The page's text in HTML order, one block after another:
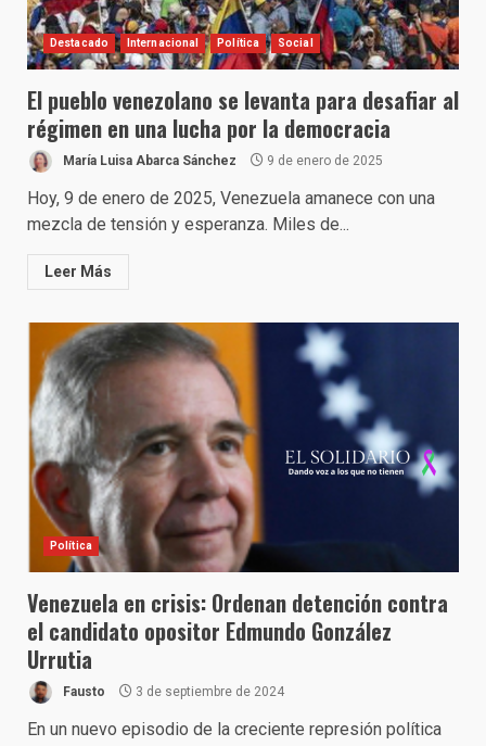
Destacado Internacional Política Social
El pueblo venezolano se levanta para desafiar al
régimen en una lucha por la democracia
María Luisa Abarca Sánchez 9 de enero de 2025
Hoy, 9 de enero de 2025, Venezuela amanece con una
mezcla de tensión y esperanza. Miles de...
Leer Más
Política
Venezuela en crisis: Ordenan detención contra
el candidato opositor Edmundo González
Urrutia
Fausto 3 de septiembre de 2024
En un nuevo episodio de la creciente represión política